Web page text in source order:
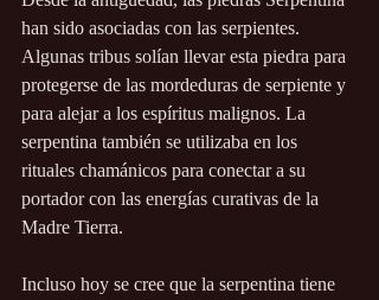
han sido asociadas con las serpientes.
Algunas tribus solían llevar esta piedra para
protegerse de las mordeduras de serpiente y
para alejar a los espíritus malignos. La
serpentina también se utilizaba en los
rituales chamánicos para conectar a su
portador con las energías curativas de la
Madre Tierra.
Incluso hoy se cree que la serpentina tiene